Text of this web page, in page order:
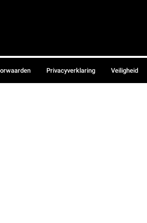
Privacyverklaring Veiligheid